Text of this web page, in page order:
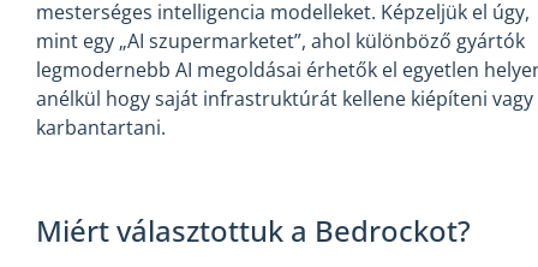
mesterséges intelligencia modelleket. Képzeljük el úgy,
mint egy „AI szupermarketet”, ahol különböző gyártók
legmodernebb AI megoldásai érhetők el egyetlen
anélkül hogy saját infrastruktúrát kellene kiépíteni vagy
karbantartani.
Miért választottuk a Bedrockot?